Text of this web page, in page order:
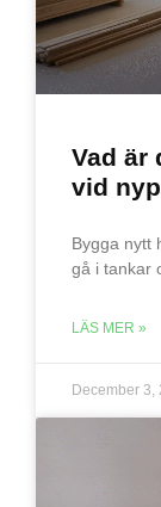
Vad är
vid
Bygga nytt
gå i tankar
LÄS MER »
December 3,